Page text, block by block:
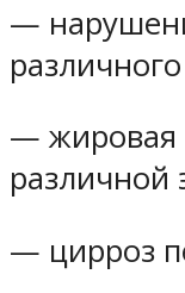
—
— жировая
различной
— цирроз